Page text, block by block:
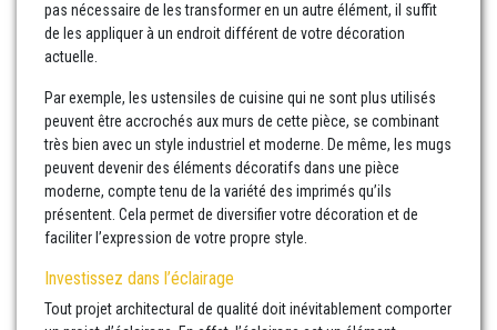
pas nécessaire de les transformer en un autre élément, il suffit
de les appliquer à un endroit différent de votre décoration
actuelle.
Par exemple, les ustensiles de cuisine qui ne sont plus utilisés
peuvent être accrochés aux murs de cette pièce, se combinant
très bien avec un style industriel et moderne. De même, les mugs
peuvent devenir des éléments décoratifs dans une pièce
moderne, compte tenu de la variété des imprimés qu’ils
présentent. Cela permet de diversifier votre décoration et de
faciliter l’expression de votre propre style.
Investissez dans l’éclairage
Tout projet architectural de qualité doit inévitablement comporter